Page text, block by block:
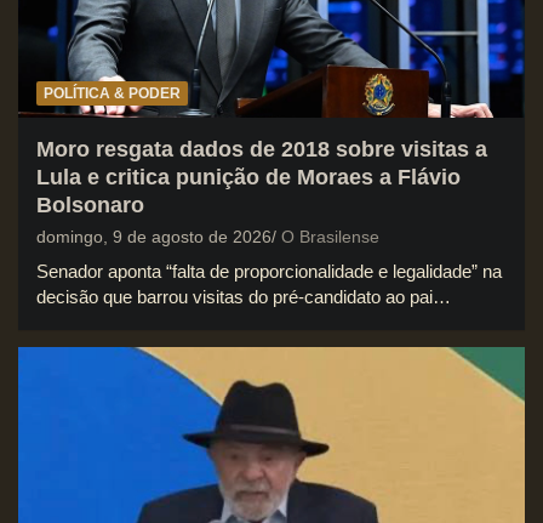
POLÍTICA & PODER
Moro resgata dados de 2018 sobre visitas a
Lula e critica punição de Moraes a Flávio
Bolsonaro
domingo, 9 de agosto de 2026 O Brasilense
Senador aponta “falta de proporcionalidade e legalidade” na
decisão que barrou visitas do pré-candidato ao pai…